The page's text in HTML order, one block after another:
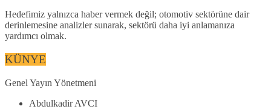
Hedefimiz yalnızca haber vermek değil; otomotiv sektörüne dair
derinlemesine analizler sunarak, sektörü daha iyi anlamanıza
yardımcı olmak.
KÜNYE
Genel Yayın Yönetmeni
Abdulkadir AVCI